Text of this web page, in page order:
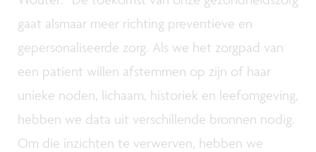
gaat alsmaar meer richting preventieve en
gepersonaliseerde zorg. Als we het zorgpad van
een patient willen afstemmen op zijn of haar
unieke noden, lichaam, historiek en leefomgeving,
hebben we data uit verschillende bronnen nodig.
Om die inzichten te verwerven, hebben we